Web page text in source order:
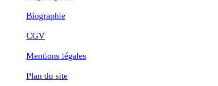
Biographie
CGV
Mentions légales
Plan du site